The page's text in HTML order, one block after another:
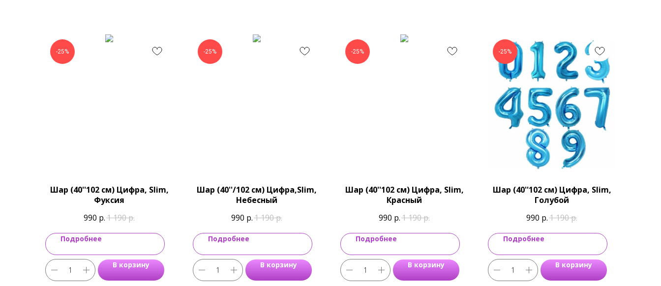
-25%
Шар (40''102 см) Цифра, Slim,
Фуксия
990 р.1 190р.
Подробнее
В корзину
-25%
Шар (40''/102 см) Цифра,Slim,
Небесный
990 р.1 190р.
Подробнее
В корзину
-25%
Шар (40''102 см) Цифра, Slim,
Красный
990 р.1 190р.
Подробнее
В корзину
-25%
Шар (40''102 см) Цифра, Slim,
Голубой
990 р.1 190р.
Подробнее
В корзину